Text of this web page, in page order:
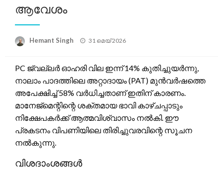
ആവേശം
Hemant Singh
Posted
31 മെയ്‌ 2026
PC ജ്വല്ലർ ഓഹരി വില ഇന്ന് 14% കുതിച്ചുയർന്നു,
നാലാം പാദത്തിലെ അറ്റാദായം (PAT) മുൻവർഷത്തെ
അപേക്ഷിച്ച് 58% വർധിച്ചതാണ് ഇതിന് കാരണം.
മാനേജ്മെന്റിന്റെ ശക്തമായ ഭാവി കാഴ്ചപ്പാടും
നിക്ഷേപകർക്ക് ആത്മവിശ്വാസം നൽകി. ഈ
പ്രകടനം വിപണിയിലെ തിരിച്ചുവരവിന്റെ സൂചന
നൽകുന്നു.
വിശദാംശങ്ങൾ